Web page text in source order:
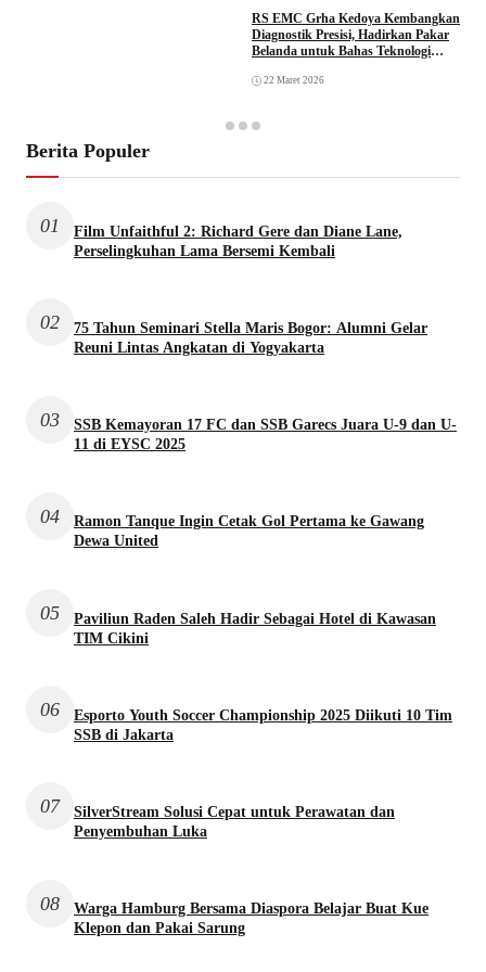
RS EMC Grha Kedoya Kembangkan
Diagnostik Presisi, Hadirkan Pakar
Belanda untuk Bahas Teknologi
22 Maret 2026
Berita Populer
01
Film Unfaithful 2: Richard Gere dan Diane Lane,
Perselingkuhan Lama Bersemi Kembali
02
75 Tahun Seminari Stella Maris Bogor: Alumni Gelar
Reuni Lintas Angkatan di Yogyakarta
03
SSB Kemayoran 17 FC dan SSB Garecs Juara U-9 dan U-
11 di EYSC 2025
04
Ramon Tanque Ingin Cetak Gol Pertama ke Gawang
Dewa United
05
Paviliun Raden Saleh Hadir Sebagai Hotel di Kawasan
TIM Cikini
06
Esporto Youth Soccer Championship 2025 Diikuti 10 Tim
SSB di Jakarta
07
SilverStream Solusi Cepat untuk Perawatan dan
Penyembuhan Luka
08
Warga Hamburg Bersama Diaspora Belajar Buat Kue
Klepon dan Pakai Sarung